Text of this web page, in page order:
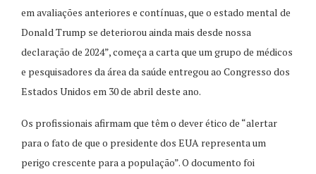
em avaliações anteriores e contínuas, que o estado mental de
Donald Trump se deteriorou ainda mais desde nossa
declaração de 2024”, começa a carta que um grupo de médicos
e pesquisadores da área da saúde entregou ao Congresso dos
Estados Unidos em 30 de abril deste ano.
Os profissionais afirmam que têm o dever ético de “alertar
para o fato de que o presidente dos EUA representa um
perigo crescente para a população”. O documento foi